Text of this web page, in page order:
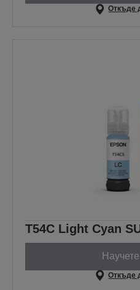
Откъде
T54C Light Cyan
Откъде